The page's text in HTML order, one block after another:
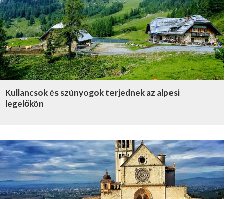
Kullancsok és szúnyogok terjednek az alpesi
legelőkön